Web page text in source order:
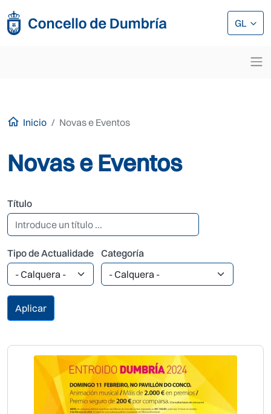
GL
Inicio Novas e Eventos
Novas e Eventos
Título
Tipo de Actualidade Categoría